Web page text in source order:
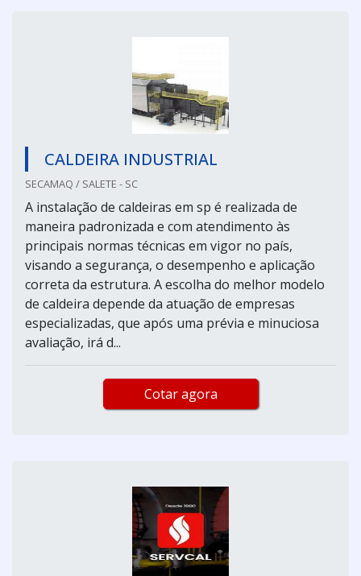
CALDEIRA INDUSTRIAL
SECAMAQ / SALETE - SC
A instalação de caldeiras em sp é realizada de
maneira padronizada e com atendimento às
principais normas técnicas em vigor no país,
visando a segurança, o desempenho e aplicação
correta da estrutura. A escolha do melhor modelo
de caldeira depende da atuação de empresas
especializadas, que após uma prévia e minuciosa
avaliação, irá d...
Cotar agora